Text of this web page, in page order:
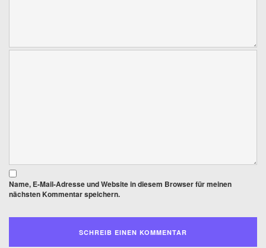
Name, E-Mail-Adresse und Website in diesem Browser für meinen
nächsten Kommentar speichern.